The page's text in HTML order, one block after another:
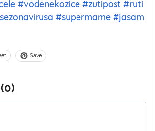
#vodenekozice #zutipost #ruti
#supermame #jasam
Save
0)